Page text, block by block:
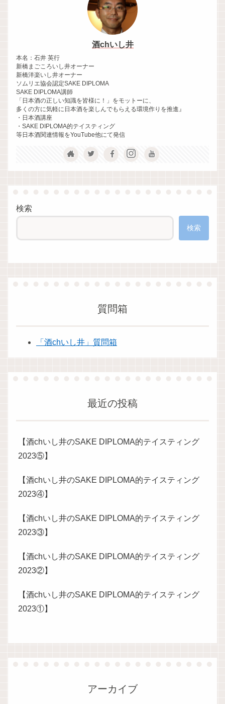
酒chいし井
本名：石井 英行
新橋まごころいし井オーナー
新橋洋楽いし井オーナー
ソムリエ協会認定SAKE DIPLOMA
SAKE DIPLOMA講師
「日本酒の正しい知識を皆様に！」をモットーに、
多くの方に気軽に日本酒を楽しんでもらえる環境作りを推進』
・日本酒講座
・SAKE DIPLOMA的テイスティング
等日本酒関連情報をYouTube他にて発信
検索
検索
質問箱
「酒chいし井」質問箱
最近の投稿
【酒chいし井のSAKE DIPLOMA的テイスティング
2023⑤】
【酒chいし井のSAKE DIPLOMA的テイスティング
2023④】
【酒chいし井のSAKE DIPLOMA的テイスティング
2023③】
【酒chいし井のSAKE DIPLOMA的テイスティング
2023②】
【酒chいし井のSAKE DIPLOMA的テイスティング
2023①】
アーカイブ